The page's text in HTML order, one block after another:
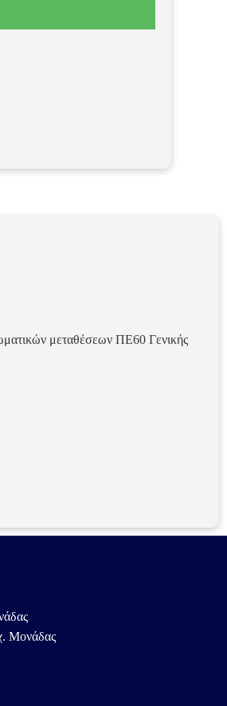
μεταθέσεων ΠΕ60 Γενικής
Μονάδας